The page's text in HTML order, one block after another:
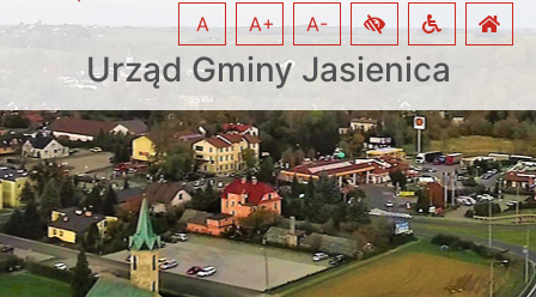
Urząd Gminy Jasienica
A A+ A-